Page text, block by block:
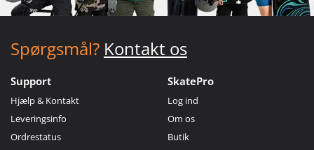
Spørgsmål? Kontakt os
Support
Hjælp & Kontakt
Leveringsinfo
Ordrestatus
SkatePro
Log ind
Om os
Butik